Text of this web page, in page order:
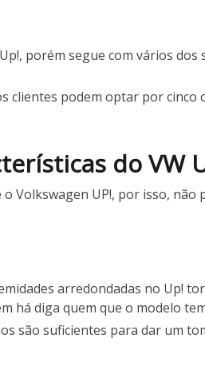
porém segue com vários
clientes podem optar por cinco
do VW
Volkswagen UP!, por isso, não
arredondadas no Up!
há diga quem que o modelo
são suficientes para dar um